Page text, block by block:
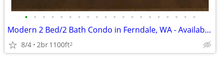
• • • • • • • • • • • • • • • • • • • •
Modern 2 Bed/2 Bath Condo in Ferndale, WA - Available 07/29 - $2000
8/4 2br1100ft2